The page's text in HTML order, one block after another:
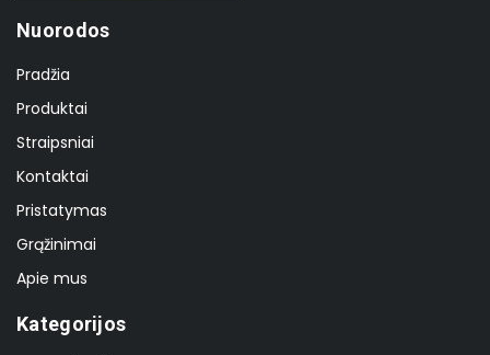
Nuorodos
Pradžia
Produktai
Straipsniai
Kontaktai
Pristatymas
Grąžinimai
Apie mus
Kategorijos